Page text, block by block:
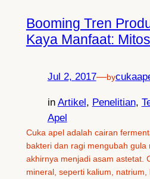
Booming Tren
Kaya Manfaat:
Jul 2, 2017—by
in Artikel, Penelitian,
Apel
Cuka apel adalah cairan
bakteri dan ragi mengubah gula
akhirnya menjadi asam astetat.
mineral, seperti kalium, natrium,